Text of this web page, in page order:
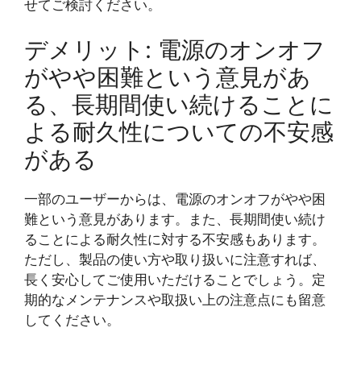
せてご検討ください。
デメリット: 電源のオンオフ
がやや困難という意見があ
る、長期間使い続けることに
よる耐久性についての不安感
がある
一部のユーザーからは、電源のオンオフがやや困
難という意見があります。また、長期間使い続け
ることによる耐久性に対する不安感もあります。
ただし、製品の使い方や取り扱いに注意すれば、
長く安心してご使用いただけることでしょう。定
期的なメンテナンスや取扱い上の注意点にも留意
してください。